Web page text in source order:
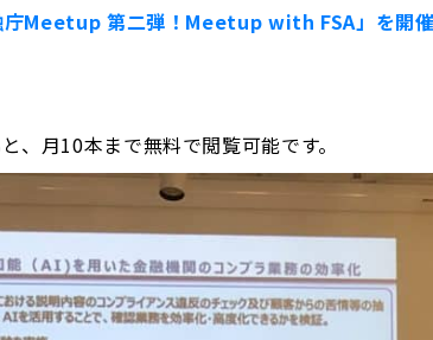
庁Meetup 第二弾！Meetup with FSA」を開
月10本まで無料で閲覧可能です。